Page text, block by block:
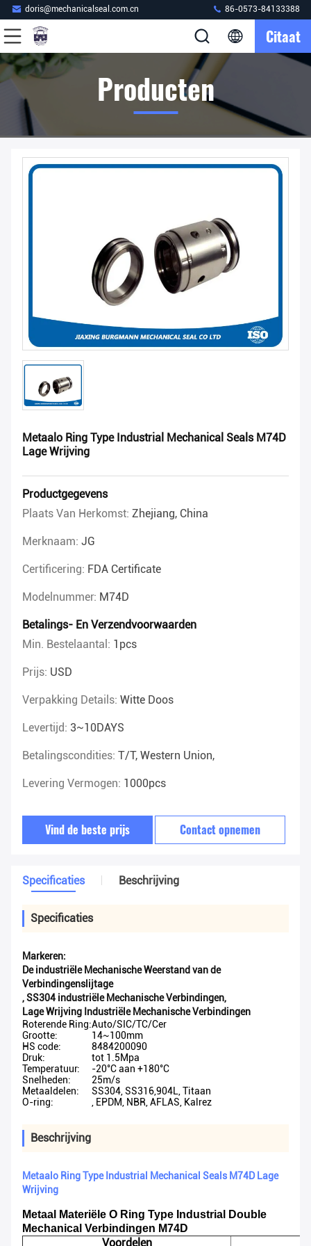
doris@mechanicalseal.com.cn 86-0573-84133388
Citaat
Producten
Metaalo Ring Type Industrial Mechanical Seals M74D
Lage Wrijving
Productgegevens
Plaats Van Herkomst: Zhejiang, China
Merknaam: JG
Certificering: FDA Certificate
Modelnummer: M74D
Betalings- En Verzendvoorwaarden
Min. Bestelaantal: 1pcs
Prijs: USD
Verpakking Details: Witte Doos
Levertijd: 3~10DAYS
Betalingscondities: T/T, Western Union,
Levering Vermogen: 1000pcs
Vind de beste prijs Contact opnemen
Specificaties Beschrijving
Specificaties
Markeren:
De industriële Mechanische Weerstand van de
Verbindingenslijtage
,SS304 industriële Mechanische Verbindingen,
Lage Wrijving Industriële Mechanische Verbindingen
Roterende Ring:Auto/SIC/TC/Cer
Grootte:
14~100mm
HS code:
8484200090
Druk:
tot 1.5Mpa
Temperatuur:
-20°C aan +180°C
Snelheden:
25m/s
Metaaldelen:
SS304, SS316,904L, Titaan
O-ring:
, EPDM, NBR, AFLAS, Kalrez
Beschrijving
Metaalo Ring Type Industrial Mechanical Seals M74D Lage
Wrijving
Metaal Materiële O Ring Type Industrial Double
Mechanical Verbindingen M74D
Voordelen